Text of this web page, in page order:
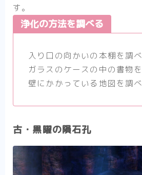
す。
浄化の方法を調べる
入り口の向かいの本棚を調
ガラスのケースの中の書物
壁にかかっている地図を調
古・黒曜の隕石孔